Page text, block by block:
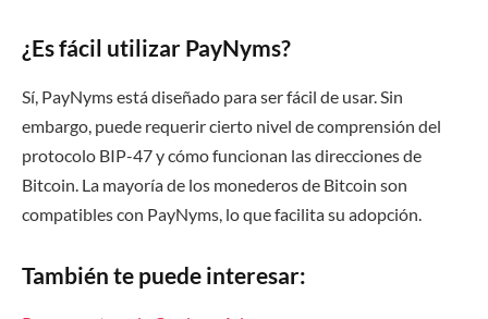
¿Es fácil utilizar PayNyms?
Sí, PayNyms está diseñado para ser fácil de usar. Sin
embargo, puede requerir cierto nivel de comprensión del
protocolo BIP-47 y cómo funcionan las direcciones de
Bitcoin. La mayoría de los monederos de Bitcoin son
compatibles con PayNyms, lo que facilita su adopción.
También te puede interesar: